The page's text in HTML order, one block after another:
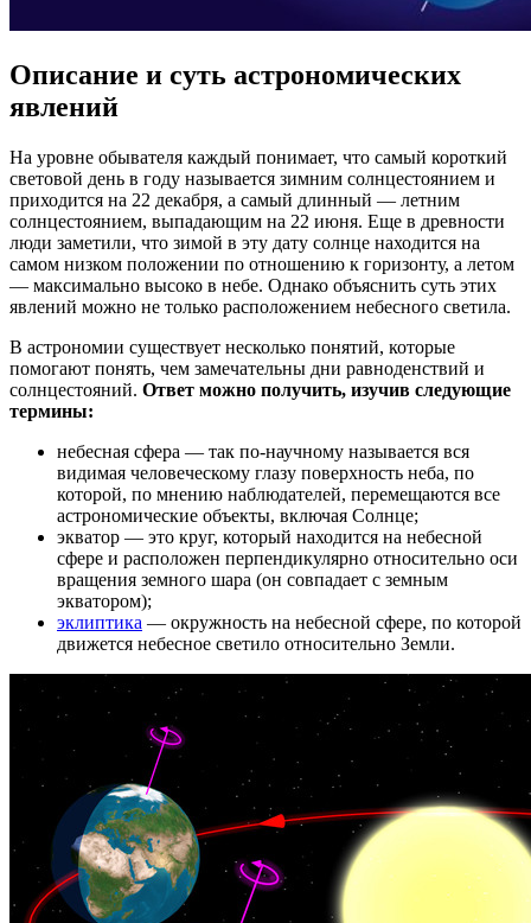
Описание и суть астрономических
явлений
На уровне обывателя каждый понимает, что самый короткий
световой день в году называется зимним солнцестоянием и
приходится на 22 декабря, а самый длинный — летним
солнцестоянием, выпадающим на 22 июня. Еще в древности
люди заметили, что зимой в эту дату солнце находится на
самом низком положении по отношению к горизонту, а летом
— максимально высоко в небе. Однако объяснить суть этих
явлений можно не только расположением небесного светила.
В астрономии существует несколько понятий, которые
помогают понять, чем замечательны дни равноденствий и
солнцестояний. Ответ можно получить, изучив следующие
термины:
небесная сфера — так по-научному называется вся
видимая человеческому глазу поверхность неба, по
которой, по мнению наблюдателей, перемещаются все
астрономические объекты, включая Солнце;
экватор — это круг, который находится на небесной
сфере и расположен перпендикулярно относительно оси
вращения земного шара (он совпадает с земным
экватором);
эклиптика — окружность на небесной сфере, по которой
движется небесное светило относительно Земли.